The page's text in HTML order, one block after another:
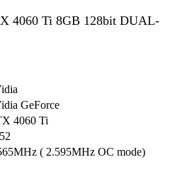
4060 Ti 8GB 128bit DUAL-
GeForce
4060 Ti
( 2.595MHz OC mode)